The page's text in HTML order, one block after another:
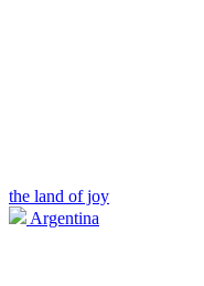
the land of joy
Argentina